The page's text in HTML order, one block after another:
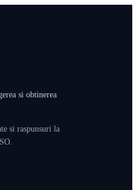
si obtinerea
si raspunsuri la